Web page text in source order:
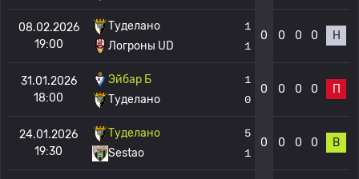
08.02.2026
19:00
Туделано
Логроны UD
1
1
0 0 0 0 Н
31.01.2026
18:00
Эйбар Б
Туделано
1
0
0 0 0 0 П
24.01.2026
19:30
Туделано
Sestao
5
1
0 0 0 0 В